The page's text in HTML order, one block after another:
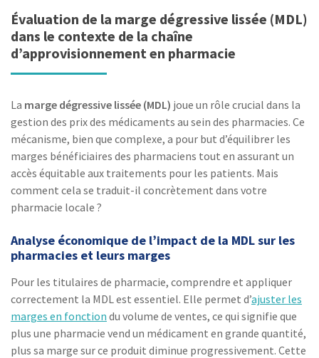
Évaluation de la marge dégressive lissée (MDL)
dans le contexte de la chaîne
d’approvisionnement en pharmacie
La marge dégressive lissée (MDL) joue un rôle crucial dans la
gestion des prix des médicaments au sein des pharmacies. Ce
mécanisme, bien que complexe, a pour but d’équilibrer les
marges bénéficiaires des pharmaciens tout en assurant un
accès équitable aux traitements pour les patients. Mais
comment cela se traduit-il concrètement dans votre
pharmacie locale ?
Analyse économique de l’impact de la MDL sur les
pharmacies et leurs marges
Pour les titulaires de pharmacie, comprendre et appliquer
correctement la MDL est essentiel. Elle permet d’ajuster les
marges en fonction du volume de ventes, ce qui signifie que
plus une pharmacie vend un médicament en grande quantité,
plus sa marge sur ce produit diminue progressivement. Cette